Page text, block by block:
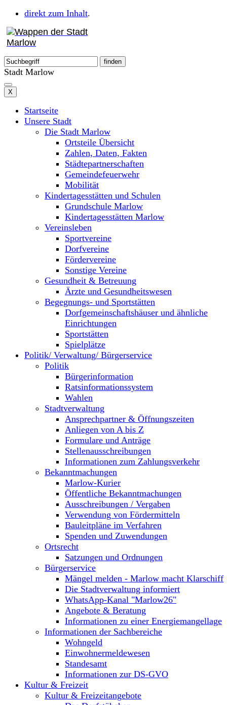
direkt zum Inhalt.
Stadt Marlow
X
Startseite
Unsere Stadt
Die Stadt Marlow
Ortsteile Übersicht
Zahlen, Daten, Fakten
Städtepartnerschaften
Gemeindefeuerwehr
Mobilität
Kindertagesstätten und Schulen
Grundschule Marlow
Kindertagesstätten Marlow
Vereinsleben
Sportvereine
Dorfvereine
Fördervereine
Sonstige Vereine
Gesundheit & Betreuung
Ärzte und Gesundheitswesen
Begegnungs- und Sportstätten
Dorfgemeinschaftshäuser und ähnliche
Einrichtungen
Sportstätten
Spielplätze
Politik/ Verwaltung/ Bürgerservice
Politik
Bürgerinformation
Ratsinformationssystem
Wahlen
Stadtverwaltung
Ansprechpartner & Öffnungszeiten
Anliegen von A bis Z
Formulare und Anträge
Stellenausschreibungen
Informationen zum Zahlungsverkehr
Bekanntmachungen
Marlow-Kurier
Öffentliche Bekanntmachungen
Ausschreibungen / Vergaben
Verwendung von Fördermitteln
Bauleitpläne im Verfahren
Spenden und Zuwendungen
Ortsrecht
Satzungen und Ordnungen
Bürgerservice
Mängel melden - Marlow macht Klarschiff
Die Stadtverwaltung informiert
WhatsApp-Kanal "Marlow26"
Angebote & Beratung
Informationen zu einer Energiemangellage
Informationen der Sachbereiche
Wohngeld
Einwohnermeldewesen
Standesamt
Informationen zur DS-GVO
Kultur & Freizeit
Kultur & Freizeitangebote